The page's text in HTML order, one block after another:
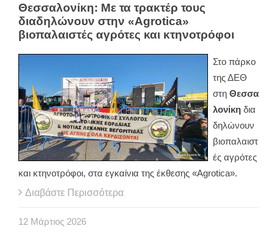
Θεσσαλονίκη: Με τα τρακτέρ τους
διαδηλώνουν στην «Agrotica»
βιοπαλαιστές αγρότες και κτηνοτρόφοι
Στο πάρκο
της ΔΕΘ
στη Θεσσα
λονίκη δια
δηλώνουν
βιοπαλαιστ
ές αγρότες
και κτηνοτρόφοι, στα εγκαίνια της έκθεσης «Agrotica».
Διαβάστε Περισσότερα
12 Μάρτιος 2026